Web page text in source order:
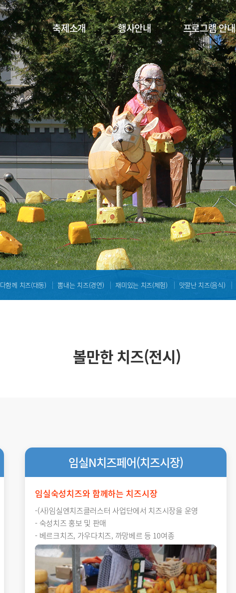
축제소개 행사안내 프로그램 안내
다함께 치즈(대동) 뽐내는 치즈(경연) 재미있는 치즈(체험) 맛깔난 치즈(음식)
볼만한 치즈(전시)
임실N치즈페어(치즈시장)
임실숙성치즈와 함께하는 치즈시장
-(사)임실엔치즈클러스터 사업단에서 치즈시장을 운영
- 숙성치즈 홍보 및 판매
- 베르크치즈, 가우다치즈, 까망베르 등 10여종